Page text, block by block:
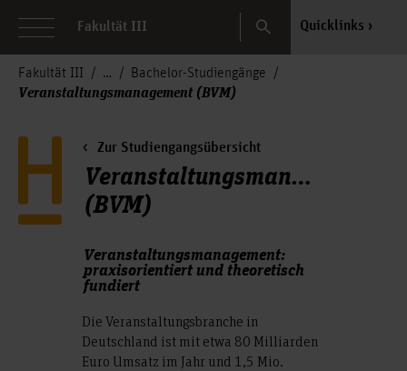
Fakultät III Search Quicklinks
Fakultät III Bachelor-Studiengänge
Veranstaltungsmanagement (BVM)
Zur Studiengangsübersicht
Veranstaltungsmanagement
(BVM)
Veranstaltungsmanagement:
praxisorientiert und theoretisch
fundiert
Die Veranstaltungsbranche in
Deutschland ist mit etwa 80 Milliarden
Euro Umsatz im Jahr und 1,5 Mio.